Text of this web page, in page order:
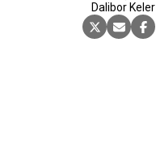
Dalibor Keler